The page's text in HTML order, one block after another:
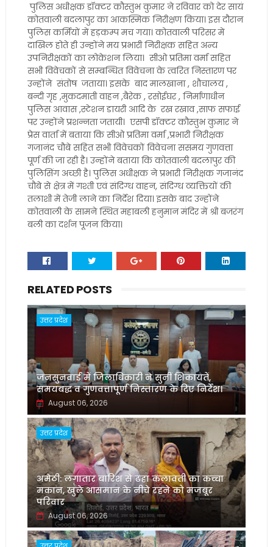
पुलिस अधीक्षक डॉक्टर कौस्तुभ कुमार ने रविवार को देर सायं
कोतवाली बदलापुर का आकस्मिक निरीक्षण किया। इस दौरान
पुलिस कर्मियों में हड़कम्प मच गया। कोतवाली परिसर में
दाखिल होते ही उन्होंने मय प्रभारी निरीक्षक सहित अन्य
उपनिरीक्षकों का लोकेशन लिया। सीओ प्रतिमा वर्मा सहित
सभी विवेचकों से सम्बन्धित विवेचना के त्वरित निस्तारण पर
उन्होंने संतोष जताया। इसके बाद मालखाना , शौचालय ,
बन्दी गृह ,मुकदमाती वाहन ,बैरेक , रसोईघर , निर्माणाधीन
पुलिस आवास ,स्टेशन डायरी आदि के रख रखाव ,साफ सफाई
पर उन्होंने प्रशन्नता जतायी। एसपी डॉक्टर कौस्तुभ कुमार ने
प्रेस वार्ता में बताया कि सीओ प्रतिमा वर्मा ,प्रभारी निरीक्षक
गजानंद चौबे सहित सभी विवेचकों विवेचना ससमय गुणवत्ता
पूर्ण की जा रही है। उन्होंने बताया कि कोतवाली बदलापुर की
पुलिसिंग अच्छी है। पुलिस अधीक्षक ने प्रभारी निरीक्षक गजानंद
चौबे से क्षेत्र में गश्ती एवं संदिग्ध वाहन, संदिग्ध व्यक्तियों की
तलाशी में तेजी लाने का निर्देश दिया। इसके बाद उन्होंने
कोतवाली के सामने स्थित महाबली हनुमान मंदिर में श्री बजरंग
बली का दर्शन पूजन किया।
RELATED POSTS
उत्तर प्रदेश
जनसुनवाई में जिलाधिकारी ने सुनीं शिकायतें,
समयबद्ध व गुणवत्तापूर्ण निस्तारण के दिए निर्देश।
August 06, 2026
उत्तर प्रदेश
अमेठी: लगातार बारिश से ढहा कलावती का कच्चा
मकान, खुले आसमान के नीचे रहने को मजबूर
परिवार
August 06, 2026